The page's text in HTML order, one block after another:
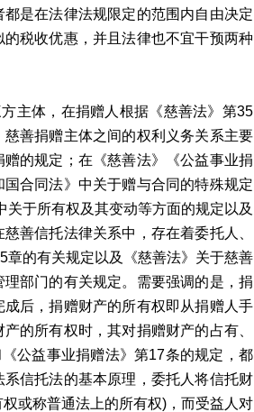
是在法律法规限定的范围内自由决定
税收优惠，并且法律也不宜干预两种
主体，在捐赠人根据《慈善法》第35
善捐赠主体之间的权利义务关系主要
的规定；在《慈善法》《公益事业捐
合同法》中关于赠与合同的特殊规定
于所有权及其变动等方面的规定以及
善信托法律关系中，存在着委托人、
的有关规定以及《慈善法》关于慈善
部门的有关规定。需要强调的是，捐
后，捐赠财产的所有权即从捐赠人手
的所有权时，其对捐赠财产的占有、
公益事业捐赠法》第17条的规定，都
信托法的基本原理，委托人将信托财
或称普通法上的所有权)，而受益人对